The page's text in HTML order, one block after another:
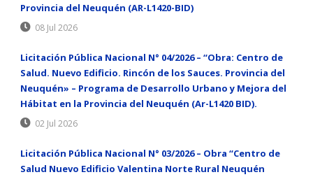
Provincia del Neuquén (AR-L1420-BID)
08 Jul 2026
Licitación Pública Nacional N° 04/2026 – “Obra: Centro de
Salud. Nuevo Edificio. Rincón de los Sauces. Provincia del
Neuquén» – Programa de Desarrollo Urbano y Mejora del
Hábitat en la Provincia del Neuquén (Ar-L1420 BID).
02 Jul 2026
Licitación Pública Nacional N° 03/2026 – Obra “Centro de
Salud Nuevo Edificio Valentina Norte Rural Neuquén